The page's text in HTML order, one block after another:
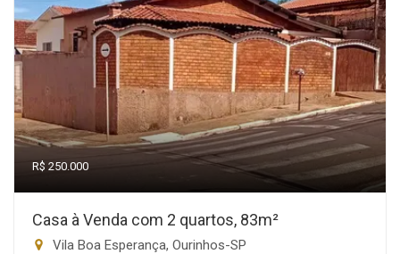
R$ 250.000
Casa à Venda com 2 quartos, 83m²
Vila Boa Esperança, Ourinhos-SP